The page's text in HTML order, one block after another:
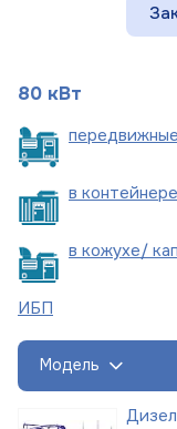
80 кВт
передвижные
в контейнере
в кожухе/
ИБП
Модель